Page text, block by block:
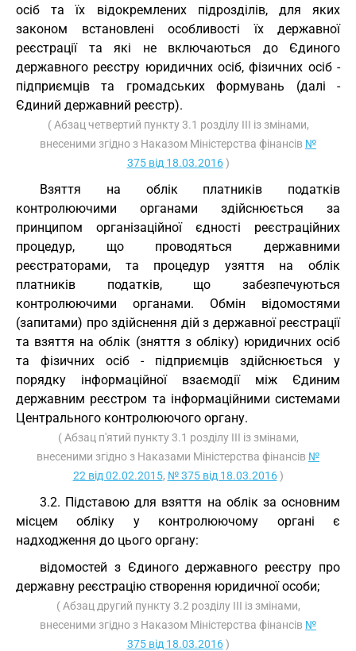
осіб та їх відокремлених підрозділів, для яких
законом встановлені особливості їх державної
реєстрації та які не включаються до Єдиного
державного реєстру юридичних осіб, фізичних осіб -
підприємців та громадських формувань (далі -
Єдиний державний реєстр).
( Абзац четвертий пункту 3.1 розділу III із змінами,
внесеними згідно з Наказом Міністерства фінансів №
375 від 18.03.2016)
Взяття на облік платників податків
контролюючими органами здійснюється за
принципом організаційної єдності реєстраційних
процедур, що проводяться державними
реєстраторами, та процедур узяття на облік
платників податків, що забезпечуються
контролюючими органами. Обмін відомостями
(запитами) про здійснення дій з державної реєстрації
та взяття на облік (зняття з обліку) юридичних осіб
та фізичних осіб - підприємців здійснюється у
порядку інформаційної взаємодії між Єдиним
державним реєстром та інформаційними системами
Центрального контролюючого органу.
( Абзац п'ятий пункту 3.1 розділу III із змінами,
внесеними згідно з Наказами Міністерства фінансів №
22 від 02.02.2015, № 375 від 18.03.2016)
3.2. Підставою для взяття на облік за основним
місцем обліку у контролюючому органі є
надходження до цього органу:
відомостей з Єдиного державного реєстру про
державну реєстрацію створення юридичної особи;
( Абзац другий пункту 3.2 розділу III із змінами,
внесеними згідно з Наказом Міністерства фінансів №
375 від 18.03.2016)